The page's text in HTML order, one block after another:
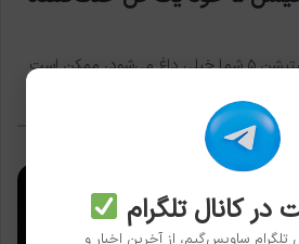
اگر متوجه شده‌اید که پلی استیشن ۵ شما خیلی داغ می‌شود، ممکن است
آیا…
کانال تلگرام
تلگرام ساویس‌گیم، از آخرین اخبار و